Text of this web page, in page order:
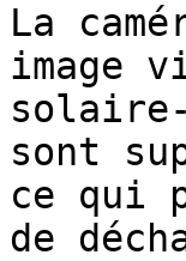
La
image
sont
ce qui
de